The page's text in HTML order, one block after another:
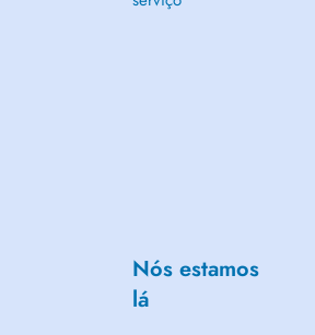
uma avaliação cuidadosa e individual,
um plano de tratamento único e adaptado às
pela CNS.
Nós estamos
lá